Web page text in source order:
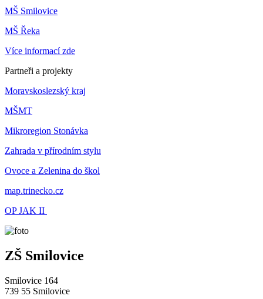
MŠ Smilovice
MŠ Řeka
Více informací zde
Partneři a projekty
Moravskoslezský kraj
MŠMT
Mikroregion Stonávka
Zahrada v přírodním stylu
Ovoce a Zelenina do škol
map.trinecko.cz
OP JAK II
ZŠ Smilovice
Smilovice 164
739 55 Smilovice